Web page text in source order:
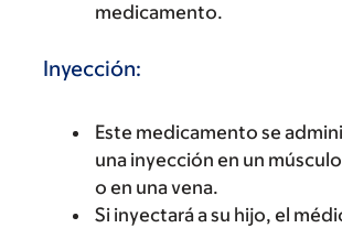
medicamento.
Inyección:
Este medicamento se
una inyección en un
o en una vena.
Si inyectará a su hijo, el